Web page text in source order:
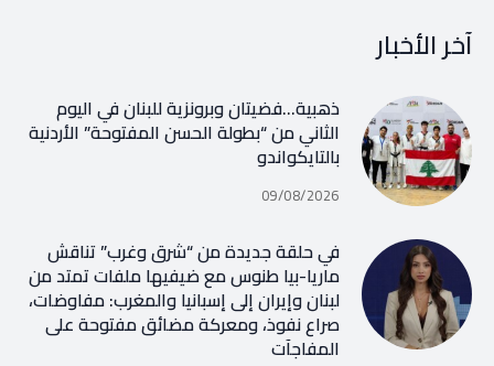
آخر الأخبار
ذهبية…فضيتان وبرونزية للبنان في اليوم
الثاني من “بطولة الحسن المفتوحة” الأردنية
بالتايكواندو
09/08/2026
في حلقة جديدة من “شرق وغرب” تناقش
ماريا-بيا طنوس مع ضيفيها ملفات تمتد من
لبنان وإيران إلى إسبانيا والمغرب: مفاوضات،
صراع نفوذ، ومعركة مضائق مفتوحة على
المفاجآت